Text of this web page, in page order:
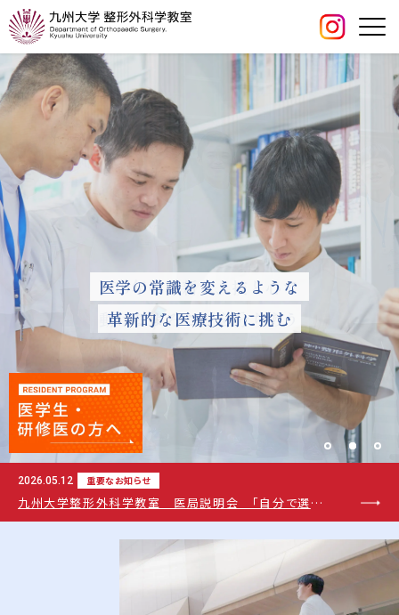
100年の革新と、技と心で
動けるよろこびを分ちあう
医学の常識を変えるような
革新的な医療技術に挑む
世界の整形外科をリードする
医師たちを育てる
2026.05.12 重要なお知らせ
九州大学整形外科学教室 医局説明会 「自分で選
ぶ。その先に、道がある。」 2026/7/4（土）17:30